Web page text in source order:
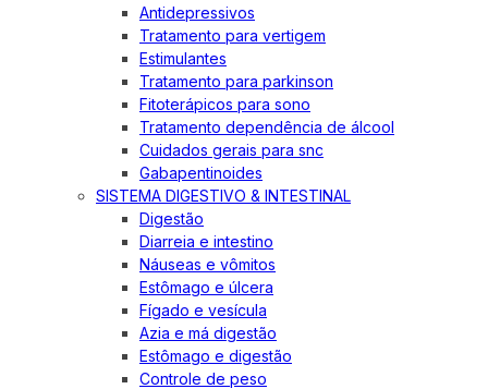
Antidepressivos
Tratamento para vertigem
Estimulantes
Tratamento para parkinson
Fitoterápicos para sono
Tratamento dependência de álcool
Cuidados gerais para snc
Gabapentinoides
SISTEMA DIGESTIVO & INTESTINAL
Digestão
Diarreia e intestino
Náuseas e vômitos
Estômago e úlcera
Fígado e vesícula
Azia e má digestão
Estômago e digestão
Controle de peso